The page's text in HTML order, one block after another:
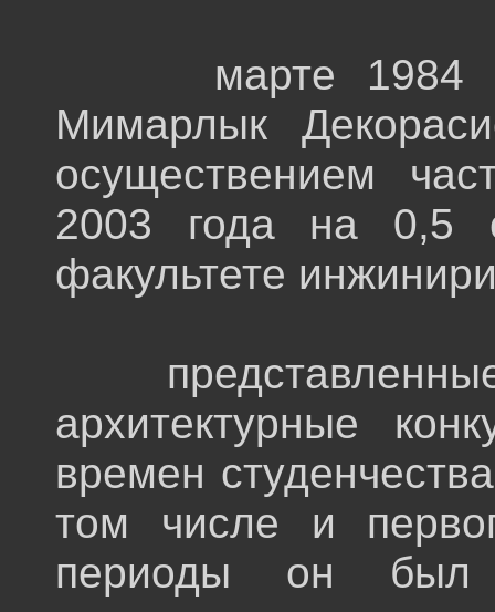
марте 1984
Мимарлык
осуществением
2003 года на 0,5
факультете
представленные
архитектурные
времен
том числе и
периоды он был